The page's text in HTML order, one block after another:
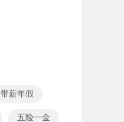
带薪年假
五险一金